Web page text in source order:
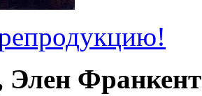
репродукцию!
Элен